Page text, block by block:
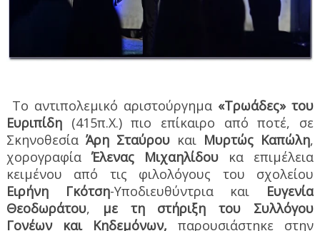
Το αντιπολεμικό αριστούργημα «Τρωάδες» του
Ευριπίδη(415π.Χ.) πιο επίκαιρο από ποτέ, σε
Σκηνοθεσία Άρη Σταύρουκαι Μυρτώς Καπώλη,
χορογραφίαΈλενας Μιχαηλίδου κα επιμέλεια
κειμένου από τις φιλολόγους του σχολείου
Ειρήνη Γκότση-Υποδιευθύντρια και Ευγενία
Θεοδωράτου, με τη στήριξη του Συλλόγου
Γονέων και Κηδεμόνων,παρουσιάστηκε στην